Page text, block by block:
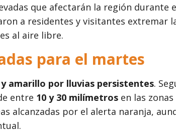
que afectarán la región durante
a residentes y visitantes extremar
al aire libre.
para el martes
amarillo por lluvias persistentes.
entre 10 y 30 milímetros en las
alcanzadas por el alerta naranja,